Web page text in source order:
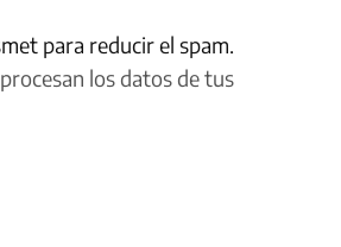
para reducir el spam.
los datos de tus